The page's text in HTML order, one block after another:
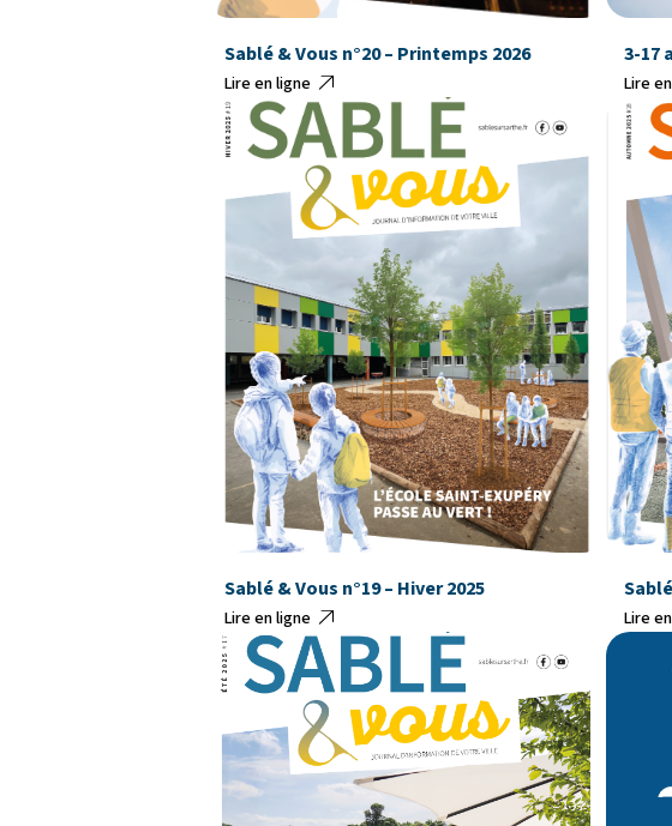
Sablé & Vous n°20 – Printemps 2026
Lire en ligne
3-17
Lire
Sablé & Vous n°19 – Hiver 2025
Lire en ligne Lire